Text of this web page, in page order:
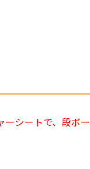
シートで、段ボ